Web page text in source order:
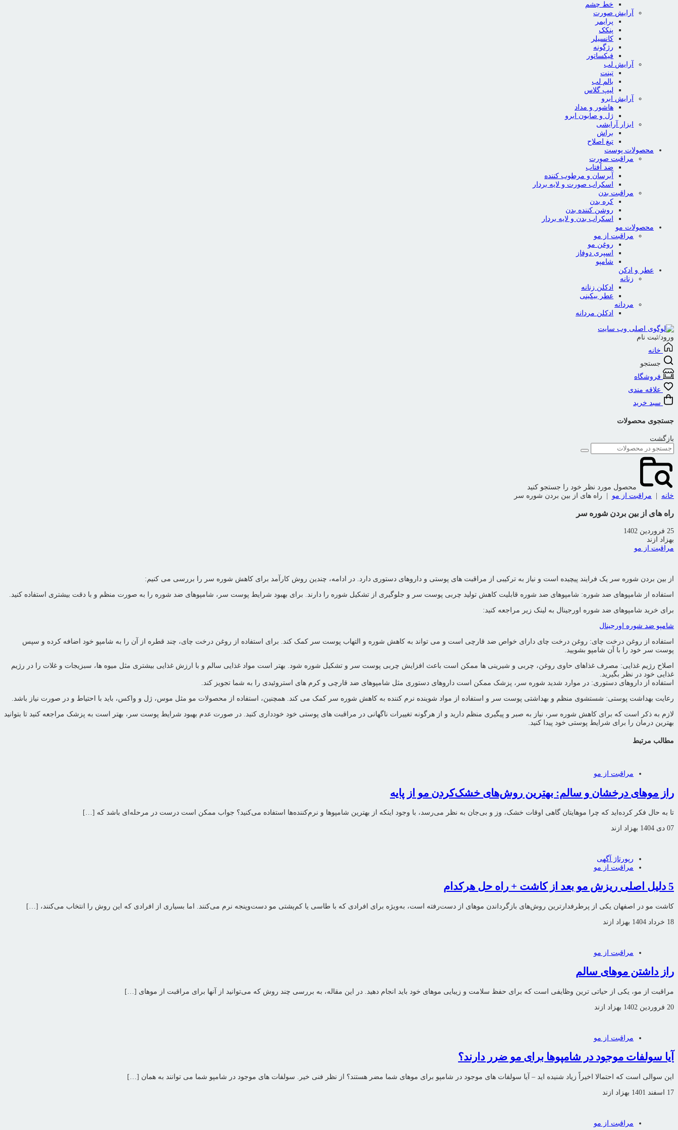
خط چشم
آرایش صورت
پرایمر
پنکک
کانسیلر
رژگونه
فیکساتور
آرایش لب
تینت
بالم لب
لیپ گلاس
آرایش ابرو
هاشور و مداد
ژل و صابون ابرو
ابزار آرایشی
براش
تیغ اصلاح
محصولات پوست
مراقبت صورت
ضد آفتاب
آبرسان و مرطوب کننده
اسکراب صورت و لایه بردار
مراقبت بدن
کره بدن
روشن کننده بدن
اسکراب بدن و لایه بردار
محصولات مو
مراقبت از مو
روغن مو
اسپری دوفاز
شامپو
عطر و ادکن
زنانه
ادکلن زنانه
عطر بیکینی
مردانه
ادکلن مردانه
ورود/ثبت نام
خانه
جستجو
فروشگاه
علاقه مندی
سبد خرید
جستجوی محصولات
بازگشت
محصول مورد نظر خود را جستجو کنید
خانه
مراقبت از مو راه های از بین بردن شوره سر
راه های از بین بردن شوره سر
25 فروردین 1402
بهزاد ازند
مراقبت از مو
از بین بردن شوره سر یک فرایند پیچیده است و نیاز به ترکیبی از مراقبت های پوستی و داروهای دستوری دارد. در ادامه، چندین روش کارآمد برای کاهش شوره سر را بررسی می کنیم:
استفاده از شامپوهای ضد شوره: شامپوهای ضد شوره قابلیت کاهش تولید چربی پوست سر و جلوگیری از تشکیل شوره را دارند. برای بهبود شرایط پوست سر، شامپوهای ضد شوره را به صورت منظم و با دقت بیشتری استفاده کنید.
برای خرید شامپوهای ضد شوره اورجینال به لینک زیر مراجعه کنید:
شامپو ضد شوره اورجینال
استفاده از روغن درخت چای: روغن درخت چای دارای خواص ضد قارچی است و می تواند به کاهش شوره و التهاب پوست سر کمک کند. برای استفاده از روغن درخت چای، چند قطره از آن را به شامپو خود اضافه کرده و سپس
پوست سر خود را با آن شامپو بشویید.
اصلاح رژیم غذایی: مصرف غذاهای حاوی روغن، چربی و شیرینی ها ممکن است باعث افزایش چربی پوست سر و تشکیل شوره شود. بهتر است مواد غذایی سالم و با ارزش غذایی بیشتری مثل میوه ها، سبزیجات و غلات را در رژیم
غذایی خود در نظر بگیرید.
استفاده از داروهای دستوری: در موارد شدید شوره سر، پزشک ممکن است داروهای دستوری مثل شامپوهای ضد قارچی و کرم های استروئیدی را به شما تجویز کند.
رعایت بهداشت پوستی: شستشوی منظم و بهداشتی پوست سر و استفاده از مواد شوینده نرم کننده به کاهش شوره سر کمک می کند. همچنین، استفاده از محصولات مو مثل موس، ژل و واکس، باید با احتیاط و در صورت نیاز باشد.
لازم به ذکر است که برای کاهش شوره سر، نیاز به صبر و پیگیری منظم دارید و از هرگونه تغییرات ناگهانی در مراقبت های پوستی خود خودداری کنید. در صورت عدم بهبود شرایط پوست سر، بهتر است به پزشک مراجعه کنید تا بتوانید
بهترین درمان را برای شرایط پوستی خود پیدا کنید.
مطالب مرتبط
مراقبت از مو
راز موهای درخشان و سالم: بهترین روش‌های خشک‌کردن مو از پایه
تا به حال فکر کرده‌اید که چرا موهایتان گاهی اوقات خشک، وز و بی‌جان به نظر می‌رسد، با وجود اینکه از بهترین شامپوها و نرم‌کننده‌ها استفاده می‌کنید؟ جواب ممکن است درست در مرحله‌ای باشد که […]
07 دی 1404 بهزاد ازند
رپورتاژ آگهی
مراقبت از مو
5 دلیل اصلی ریزش مو بعد از کاشت + راه‌ حل هرکدام
کاشت مو در اصفهان یکی از پرطرفدارترین روش‌های بازگرداندن موهای از دست‌رفته است، به‌ویژه برای افرادی که با طاسی یا کم‌پشتی مو دست‌وپنجه نرم می‌کنند. اما بسیاری از افرادی که این روش را انتخاب می‌کنند، […]
18 خرداد 1404 بهزاد ازند
مراقبت از مو
راز داشتن موهای سالم
مراقبت از مو، یکی از حیاتی ترین وظایفی است که برای حفظ سلامت و زیبایی موهای خود باید انجام دهید. در این مقاله، به بررسی چند روش که می‌توانید از آنها برای مراقبت از موهای […]
20 فروردین 1402 بهزاد ازند
مراقبت از مو
آیا سولفات موجود در شامپوها برای مو ضرر دارند؟
این سوالی است که احتمالا اخیراً زیاد شنیده اید – آیا سولفات های موجود در شامپو برای موهای شما مضر هستند؟ از نظر فنی خیر. سولفات های موجود در شامپو شما می توانند به همان […]
17 اسفند 1401 بهزاد ازند
مراقبت از مو